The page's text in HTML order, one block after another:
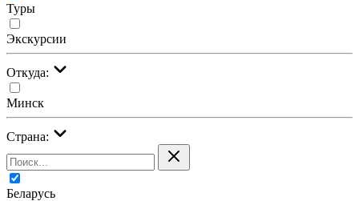
Туры
Экскурсии
Откуда:
Минск
Страна:
Беларусь